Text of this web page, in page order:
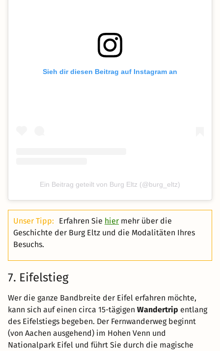
Sieh dir diesen Beitrag auf Instagram an
Ein Beitrag geteilt von Burg Eltz (@burg_eltz)
Unser Tipp: Erfahren Sie hier mehr über die
Geschichte der Burg Eltz und die Modalitäten Ihres
Besuchs.
7. Eifelstieg
Wer die ganze Bandbreite der Eifel erfahren möchte,
kann sich auf einen circa 15-tägigen Wandertrip entlang
des Eifelstiegs begeben. Der Fernwanderweg beginnt
(von Aachen ausgehend) im Hohen Venn und
Nationalpark Eifel und führt Sie durch die magische